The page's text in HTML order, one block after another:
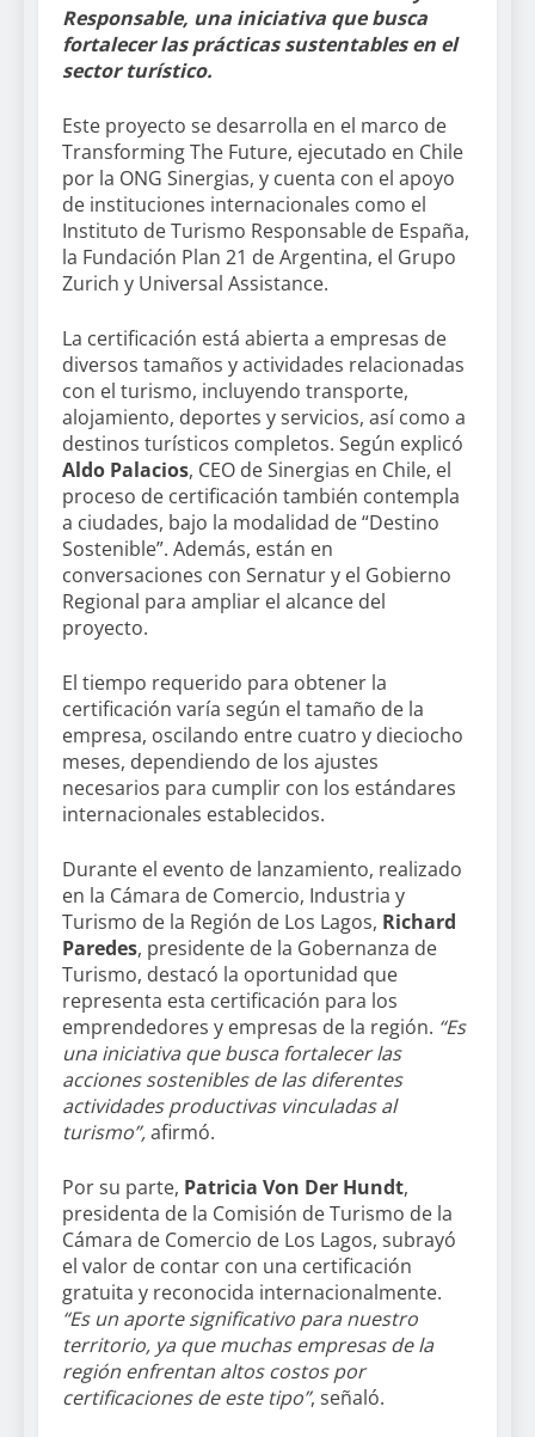
Responsable, una iniciativa que busca
fortalecer las prácticas sustentables en el
sector turístico.
Este proyecto se desarrolla en el marco de
Transforming The Future, ejecutado en Chile
por la ONG Sinergias, y cuenta con el apoyo
de instituciones internacionales como el
Instituto de Turismo Responsable de España,
la Fundación Plan 21 de Argentina, el Grupo
Zurich y Universal Assistance.
La certificación está abierta a empresas de
diversos tamaños y actividades relacionadas
con el turismo, incluyendo transporte,
alojamiento, deportes y servicios, así como a
destinos turísticos completos. Según explicó
Aldo Palacios, CEO de Sinergias en Chile, el
proceso de certificación también contempla
a ciudades, bajo la modalidad de “Destino
Sostenible”. Además, están en
conversaciones con Sernatur y el Gobierno
Regional para ampliar el alcance del
proyecto.
El tiempo requerido para obtener la
certificación varía según el tamaño de la
empresa, oscilando entre cuatro y dieciocho
meses, dependiendo de los ajustes
necesarios para cumplir con los estándares
internacionales establecidos.
Durante el evento de lanzamiento, realizado
en la Cámara de Comercio, Industria y
Turismo de la Región de Los Lagos, Richard
Paredes, presidente de la Gobernanza de
Turismo, destacó la oportunidad que
representa esta certificación para los
emprendedores y empresas de la región. “Es
una iniciativa que busca fortalecer las
acciones sostenibles de las diferentes
actividades productivas vinculadas al
turismo”,afirmó.
Por su parte, Patricia Von Der Hundt,
presidenta de la Comisión de Turismo de la
Cámara de Comercio de Los Lagos, subrayó
el valor de contar con una certificación
gratuita y reconocida internacionalmente.
“Es un aporte significativo para nuestro
territorio, ya que muchas empresas de la
región enfrentan altos costos por
certificaciones de este tipo”, señaló.